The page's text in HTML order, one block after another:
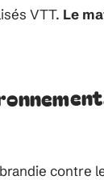
VTT. Le
contre